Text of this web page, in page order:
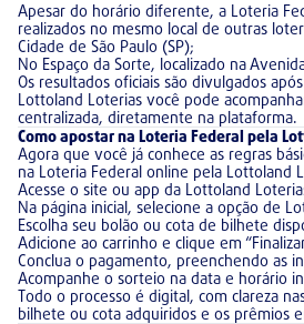
Apesar do horário diferente, a Loteria
realizados no mesmo local de outras
Cidade de São Paulo (SP);
No Espaço da Sorte, localizado na
Os resultados oficiais são divulgados
Lottoland Loterias você pode
centralizada, diretamente na plataforma.
Como apostar na Loteria Federal pela
Agora que você já conhece as regras
na Loteria Federal online pela Lottoland
Acesse o site ou app da Lottoland
Na página inicial, selecione a opção de
Escolha seu bolão ou cota de bilhete
Adicione ao carrinho e clique em
Conclua o pagamento, preenchendo as
Acompanhe o sorteio na data e horário
Todo o processo é digital, com clareza
bilhete ou cota adquiridos e os prêmios